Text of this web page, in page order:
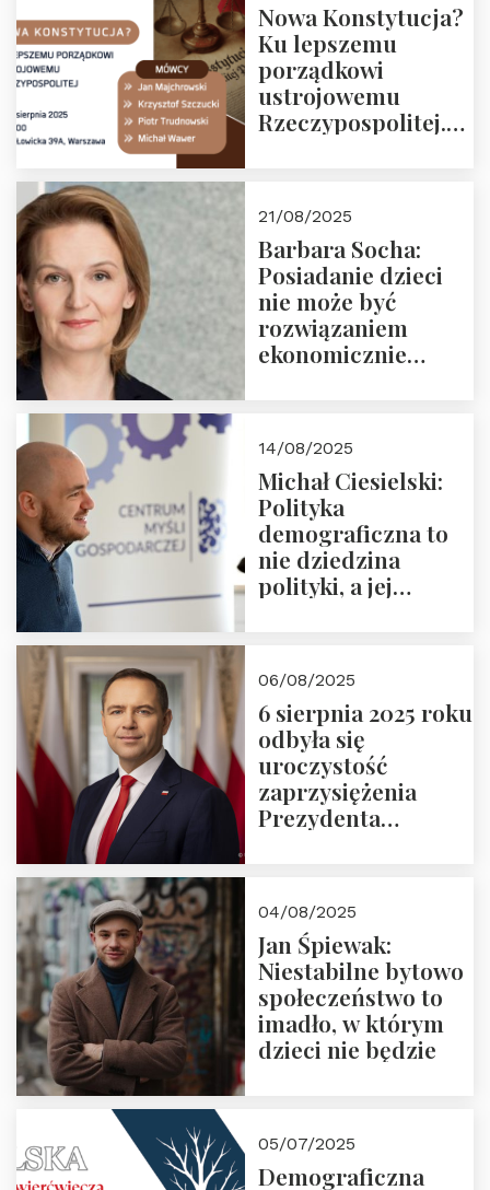
Nowa Konstytucja?
Ku lepszemu
porządkowi
ustrojowemu
Rzeczypospolitej.
Nowego
Ćwierćwiecza”
21/08/2025
Barbara Socha:
Posiadanie dzieci
nie może być
rozwiązaniem
ekonomicznie
14/08/2025
Michał Ciesielski:
Polityka
demograficzna to
nie dziedzina
polityki, a jej
06/08/2025
6 sierpnia 2025 roku
odbyła się
uroczystość
zaprzysiężenia
Prezydenta
Nawrockiego
04/08/2025
Jan Śpiewak:
Niestabilne bytowo
społeczeństwo to
imadło, w którym
dzieci nie będzie
05/07/2025
Demograficzna